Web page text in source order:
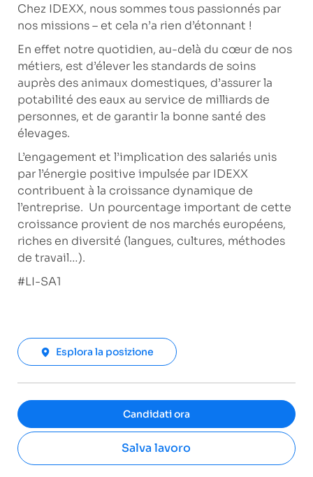
Chez IDEXX, nous sommes tous passionnés par
nos missions – et cela n’a rien d’étonnant !
En effet notre quotidien, au-delà du cœur de nos
métiers, est d’élever les standards de soins
auprès des animaux domestiques, d’assurer la
potabilité des eaux au service de milliards de
personnes, et de garantir la bonne santé des
élevages.
L’engagement et l’implication des salariés unis
par l’énergie positive impulsée par IDEXX
contribuent à la croissance dynamique de
l’entreprise. Un pourcentage important de cette
croissance provient de nos marchés européens,
riches en diversité (langues, cultures, méthodes
de travail…).
#LI-SA1
Esplora la posizione
Candidati ora
Salva lavoro